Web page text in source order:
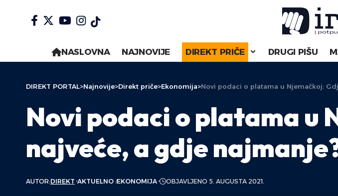
NASLOVNA NAJNOVIJE DIREKT PRIČE DRUGI PIŠU
DIREKT PORTAL>Najnovije>Direkt priče>Ekonomija>Novi podaci o platama u Njemačkoj:
Novi podaci o platama u
najveće, a gdje
AUTOR:DIREKT AKTUELNO EKONOMIJA OBJAVLJENO 5. AUGUSTA 2021.